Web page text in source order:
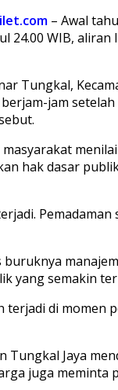
– Awal
24.00 WIB,
Tungkal,
jam
hak dasar
yang semakin
terjadi di momen
Tungkal Jaya
juga